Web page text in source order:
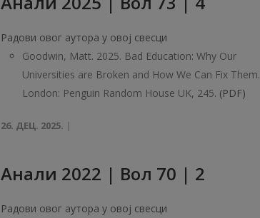
Радови овог аутора у овој свесци
Goodwin, Matt. 2025. Bad Education: Why Our
Universities are Broken and How We Can Fix Them.
London: Penguin Random House UK, 245. (PDF)
26. ДЕЦ. 2025.
Анали 2022 | Вол 70 | 2
Радови овог аутора у овој свесци